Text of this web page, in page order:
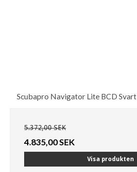
Scubapro Navigator Lite BCD Svart
5.372,00 SEK
4.835,00 SEK
Visa produkten